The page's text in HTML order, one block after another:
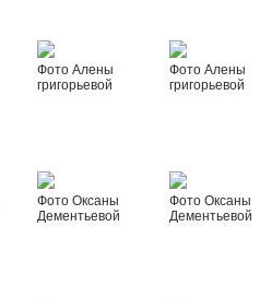
Фото Алены
григорьевой
Фото Алены
григорьевой
Фото Оксаны
Дементьевой
Фото Оксаны
Дементьевой